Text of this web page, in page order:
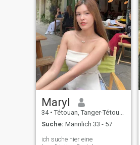
Maryl
34 • Tétouan, Tanger-Tétouan, Marokko
Suche: Männlich 33 - 57
ich suche hier eine